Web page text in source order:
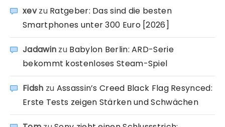
xevzu Ratgeber: Das sind die besten
Smartphones unter 300 Euro [2026]
Jadawin zu Babylon Berlin: ARD-Serie
bekommt kostenloses Steam-Spiel
Fidsh zu Assassin’s Creed Black Flag Resynced:
Erste Tests zeigen Stärken und Schwächen